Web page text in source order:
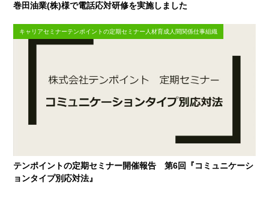
巻田油業(株)様で電話応対研修を実施しました
キャリアセミナーテンポイントの定期セミナー人材育成人間関係仕事組織
テンポイントの定期セミナー開催報告 第6回『コミュニケーシ
ョンタイプ別応対法』